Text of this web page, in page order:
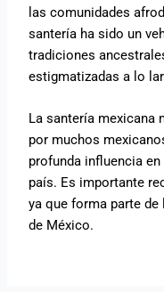
las comunidades
santería ha sido un
tradiciones
estigmatizadas a lo
La santería mexicana
por muchos
profunda influencia
país. Es importante
ya que forma parte
de México.